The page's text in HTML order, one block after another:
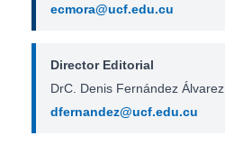
ecmora@ucf.edu.cu
Director Editorial
DrC. Denis Fernández Álvarez
dfernandez@ucf.edu.cu